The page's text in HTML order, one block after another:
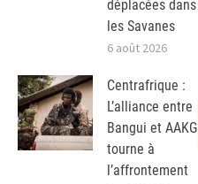
déplacées dans
les Savanes
6 août 2026
Centrafrique :
L’alliance entre
Bangui et AAKG
tourne à
l’affrontement